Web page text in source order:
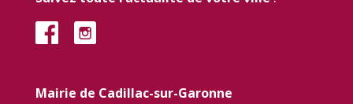
Mairie de Cadillac-sur-Garonne